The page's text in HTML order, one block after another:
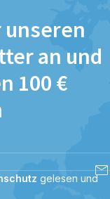
unseren
an und
100 €
gelesen und